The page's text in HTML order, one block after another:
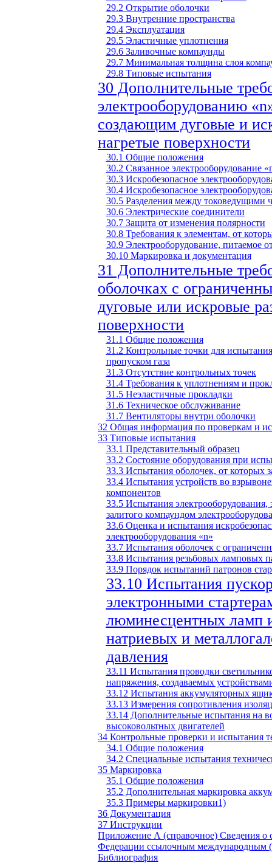
29.2 Открытие оболочки
29.3 Внутренние пространства
29.4 Эксплуатация
29.5 Эластичные уплотнения
29.6 Заливочные компаунды
29.7 Минимальная толщина слоя
29.8 Типовые испытания
30 Дополнительные
электрооборудованию
создающим дуговые и
нагретые поверхности
30.1 Общие положения
30.2 Связанное электрооборудование
30.3 Искробезопасное
30.4 Искробезопасное
30.5 Разделения между токоведущими
30.6 Электрические соединители
30.7 Защита от изменения полярности
30.8 Требования к элементам, от
30.9 Электрооборудование, питаемое
30.10 Маркировка и документация
31 Дополнительные
оболочках с
дуговые или искровые
поверхности
31.1 Общие положения
31.2 Контрольные точки для
пропуском газа
31.3 Отсутствие контрольных точек
31.4 Требования к уплотнениям и
31.5 Неэластичные прокладки
31.6 Техническое обслуживание
31.7 Вентиляторы внутри оболочки
32 Общая информация по проверкам и
33 Типовые испытания
33.1 Представительный образец
33.2 Состояние оборудования при
33.3 Испытания оболочек, от которых
33.4 Испытания устройств во
компонентов
33.5 Испытания
залитого компаундом
33.6 Оценка и испытания
электрооборудования «n»
33.7 Испытания оболочек с
33.8 Испытания резьбовых ламповых
33.9 Порядок испытаний патронов
33.10 Испытания
электронными
люминесцентных ламп
натриевых и
давления
33.11 Испытания проводки
напряжения, создаваемых
33.12 Испытания аккумуляторных
33.13 Измерения сопротивления
33.14 Дополнительные испытания на
высоковольтных двигателей
34 Контрольные проверки и испытания
34.1 Общие положения
34.2 Специальные испытания
35 Маркировка
35.1 Общие положения
35.2 Дополнительная маркировка
35.3 Примеры маркировки1)
36 Документация
37 Инструкции
Приложение А (справочное) Сведения о
Федерации ссылочным международным
Библиография